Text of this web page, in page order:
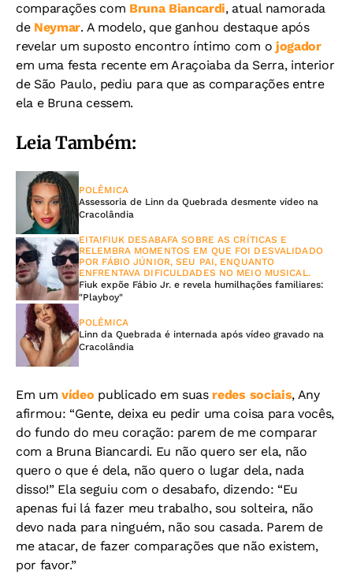
comparações com Bruna Biancardi, atual namorada
de Neymar. A modelo, que ganhou destaque após
revelar um suposto encontro íntimo com o jogador
em uma festa recente em Araçoiaba da Serra, interior
de São Paulo, pediu para que as comparações entre
ela e Bruna cessem.
Leia Também:
POLÊMICA
Assessoria de Linn da Quebrada desmente vídeo na
Cracolândia
EITA!FIUK DESABAFA SOBRE AS CRÍTICAS E
RELEMBRA MOMENTOS EM QUE FOI DESVALIDADO
POR FÁBIO JÚNIOR, SEU PAI, ENQUANTO
ENFRENTAVA DIFICULDADES NO MEIO MUSICAL.
Fiuk expõe Fábio Jr. e revela humilhações familiares:
"Playboy"
POLÊMICA
Linn da Quebrada é internada após vídeo gravado na
Cracolândia
Em umvídeo publicado em suas redes sociais, Any
afirmou: “Gente, deixa eu pedir uma coisa para vocês,
do fundo do meu coração: parem de me comparar
com a Bruna Biancardi. Eu não quero ser ela, não
quero o que é dela, não quero o lugar dela, nada
disso!” Ela seguiu com o desabafo, dizendo: “Eu
apenas fui lá fazer meu trabalho, sou solteira, não
devo nada para ninguém, não sou casada. Parem de
me atacar, de fazer comparações que não existem,
por favor.”